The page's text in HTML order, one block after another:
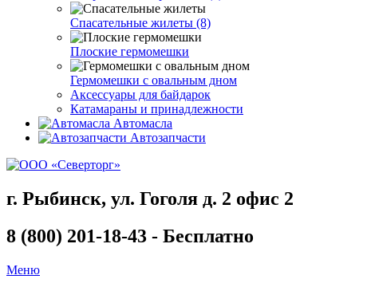
Спасательные жилеты (8)
Плоские гермомешки
Гермомешки с овальным дном
Аксессуары для байдарок
Катамараны и принадлежности
Автомасла
Автозапчасти
г. Рыбинск, ул. Гоголя д. 2 офис 2
8 (800) 201-18-43 - Бесплатно
Меню